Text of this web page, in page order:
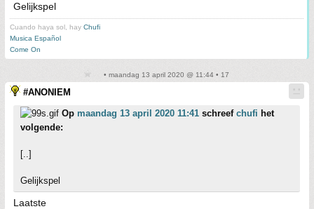
Gelijkspel
Cuando haya sol, hay Chufi
Musica Español
Come On
• maandag 13 april 2020 @ 11:44 • 17
#ANONIEM
Op maandag 13 april 2020 11:41 schreef chufi het
volgende:
[..]
Gelijkspel
Laatste